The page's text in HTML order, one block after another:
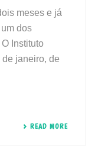
meses e já
dos
Instituto
janeiro, de
READ MORE